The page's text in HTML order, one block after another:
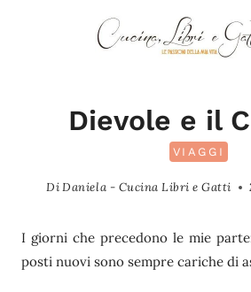
Dievole e il
VIAGGI
DiDaniela - Cucina Libri e Gatti
I giorni che precedono le mie
posti nuovi sono sempre cariche di